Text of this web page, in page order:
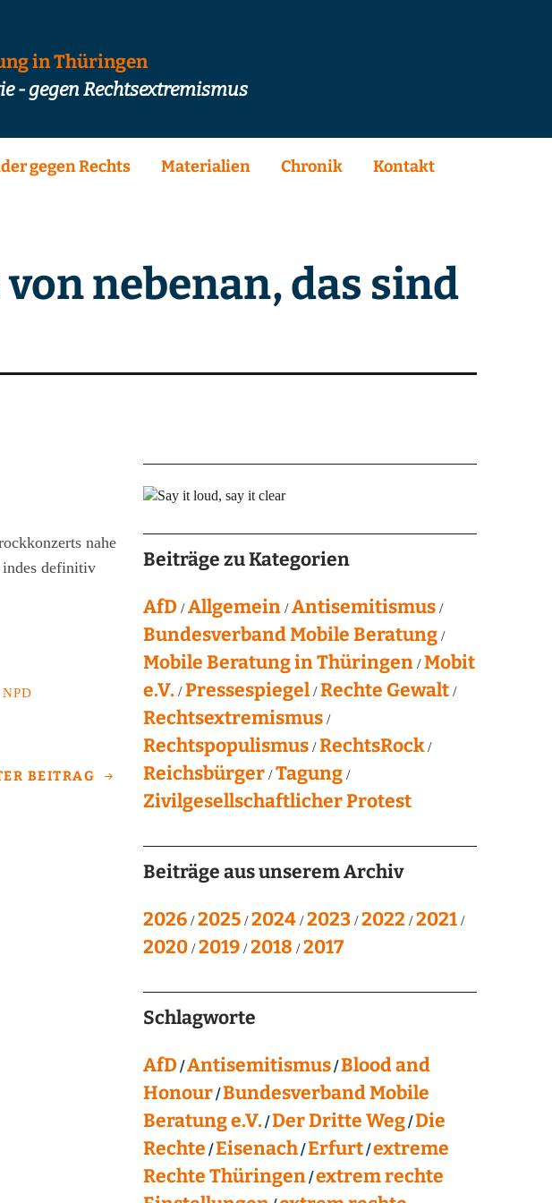
in Thüringen
- gegen Rechtsextremismus
gegen Rechts Materialien Chronik Kontakt
nebenan, das sind
nahe
indes definitiv
NPD
BEITRAG
Beiträge zu Kategorien
AfD Allgemein Antisemitismus
Bundesverband Mobile Beratung
Mobile Beratung in Thüringen Mobit
e.V. Pressespiegel Rechte Gewalt
Rechtsextremismus
Rechtspopulismus RechtsRock
Reichsbürger Tagung
Zivilgesellschaftlicher Protest
Beiträge aus unserem Archiv
2026 2025 2024 2023 2022 2021
2020 2019 2018 2017
Schlagworte
AfD Antisemitismus Blood and
Honour Bundesverband Mobile
Beratung e.V. Der Dritte Weg Die
Rechte Eisenach Erfurt extreme
Rechte Thüringen extrem rechte